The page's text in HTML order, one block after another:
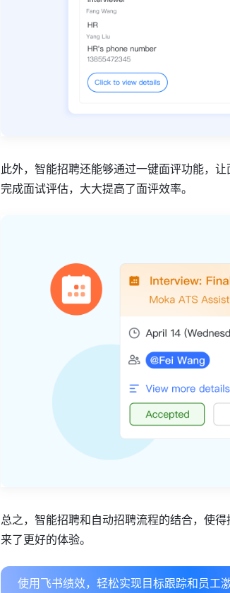
此外，智能招聘还能够通过一键面评功能，
完成面试评估，大大提高了面评效率。
总之，智能招聘和自动招聘流程的结合，使
来了更好的体验。
使用飞书绩效，轻松实现目标跟踪和员工